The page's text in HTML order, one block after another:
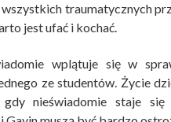
wszystkich traumatycznych
jest ufać i kochać.
wplątuje się w
ze studentów. Życie
gdy nieświadomie staje się